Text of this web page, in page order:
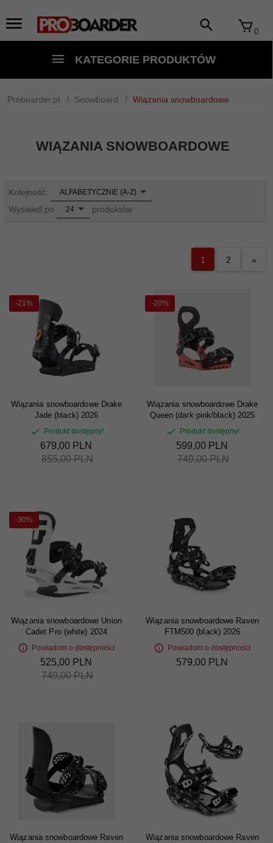
0
KATEGORIE PRODUKTÓW
Proboarder.pl Snowboard Wiązania snowboardowe
WIĄZANIA SNOWBOARDOWE
Kolejność: sortALFABETYCZNIE (A-Z)
Wyświetl po pop24 produktów
1 2 »
-21%
Wiązania snowboardowe Drake
Jade (black) 2026
Produkt dostępny!
679,00 PLN
855,00 PLN
-20%
Wiązania snowboardowe Drake
Queen (dark pink/black) 2025
Produkt dostępny!
599,00 PLN
749,00 PLN
-30%
Wiązania snowboardowe Union
Cadet Pro (white) 2024
Powiadom o dostępności
525,00 PLN
749,00 PLN
Wiązania snowboardowe Raven
FTM500 (black) 2026
Powiadom o dostępności
579,00 PLN
Wiązania snowboardowe Raven
Wiązania snowboardowe Raven